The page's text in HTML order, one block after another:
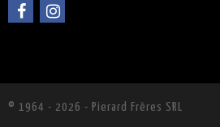
© 1964 - 2026 - Pierard Frères SRL